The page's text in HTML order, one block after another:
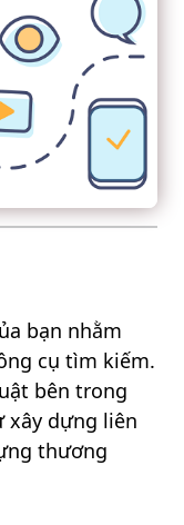
bạn nhằm
cụ tìm kiếm.
bên trong
xây dựng liên
thương